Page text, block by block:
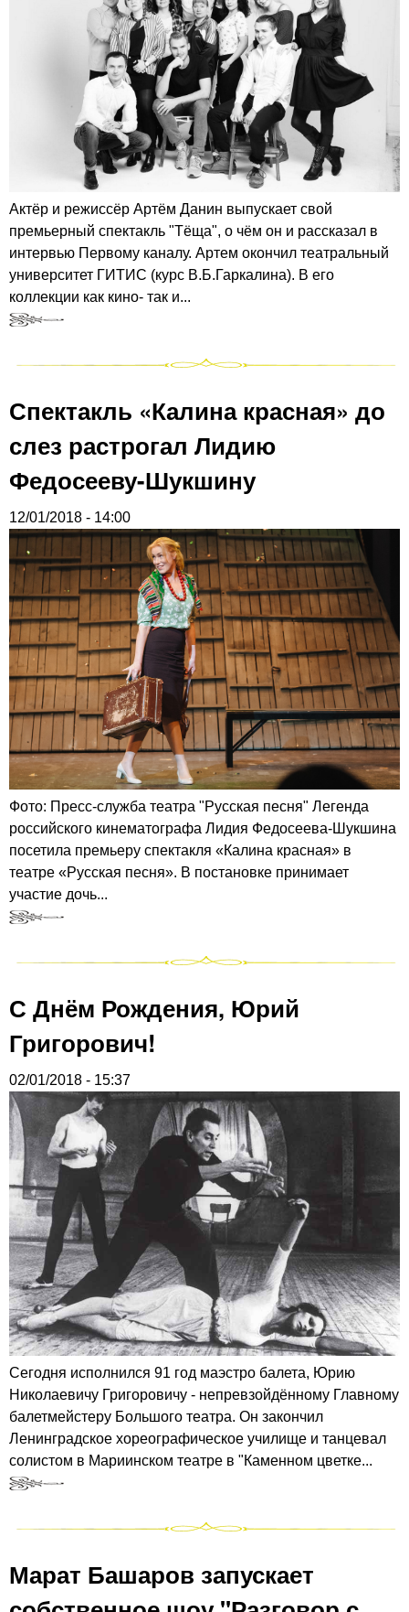
Актёр и режиссёр Артём Данин выпускает свой
премьерный спектакль "Тёща", о чём он и рассказал в
интервью Первому каналу. Артем окончил театральный
университет ГИТИС (курс В.Б.Гаркалина). В его
коллекции как кино- так и...
Спектакль «Калина красная» до
слез растрогал Лидию
Федосееву-Шукшину
12/01/2018 - 14:00
Фото: Пресс-служба театра "Русская песня" Легенда
российского кинематографа Лидия Федосеева-Шукшина
посетила премьеру спектакля «Калина красная» в
театре «Русская песня». В постановке принимает
участие дочь...
С Днём Рождения, Юрий
Григорович!
02/01/2018 - 15:37
Сегодня исполнился 91 год маэстро балета, Юрию
Николаевичу Григоровичу - непревзойдённому Главному
балетмейстеру Большого театра. Он закончил
Ленинградское хореографическое училище и танцевал
солистом в Мариинском театре в "Каменном цветке...
Марат Башаров запускает